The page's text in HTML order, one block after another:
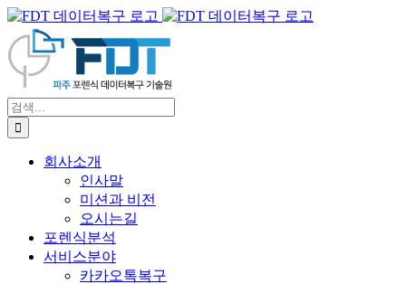
콘
텐
츠
로
너
뛰
검
색:
회사소개
인사말
미션과 비전
오시는길
포렌식분석
서비스분야
카카오톡복구